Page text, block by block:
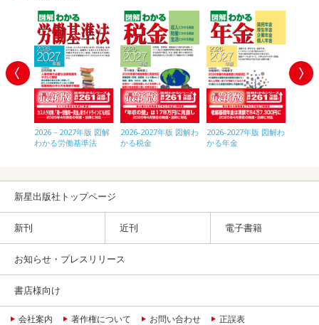
2026－2027年版 図解
わかる労働基準法
2026-2027年版 図解わ
かる税金
2026-2027年版 図解わ
かる年金
新星出版社トップページ
新刊 近刊 電子書籍
お知らせ・プレスリリース
書店様向け
会社案内 著作権について お問い合わせ 正誤表